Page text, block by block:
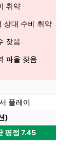
취약
상대 수비 취약
잦음
파울 잦음
플레이
)
평점 7.45